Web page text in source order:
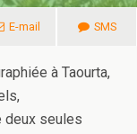
E-mail SMS
à Taourta,
deux seules